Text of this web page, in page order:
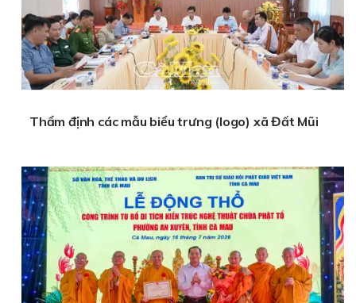
Thẩm định các mẫu biểu trưng (logo) xã Đất Mũi